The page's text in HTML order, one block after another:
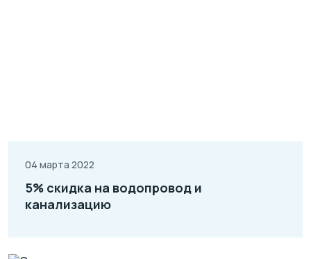
04 марта 2022
5% скидка на водопровод и
канализацию